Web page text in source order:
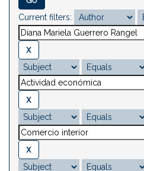
Current filters: